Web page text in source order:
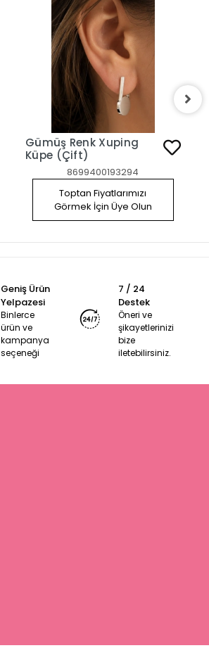
Gümüş Renk Xuping
Küpe (Çift)
8699400193294
Toptan Fiyatlarımızı
Görmek İçin Üye Olun
Geniş Ürün
Yelpazesi
Binlerce
ürün ve
kampanya
seçeneği
7 / 24
Destek
Öneri ve
şikayetlerinizi
bize
iletebilirsiniz.